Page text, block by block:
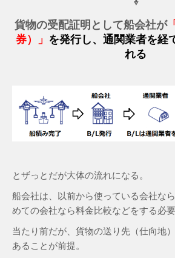
貨物の受配証明として船会社が
券）」 を発行し、通関業者を経
れる
とザっとだが大体の流れになる。
船会社は、以前から使っている会社な
めての会社なら料金比較などをする必要
当たり前だが、貨物の送り先（仕向地
あることが前提。